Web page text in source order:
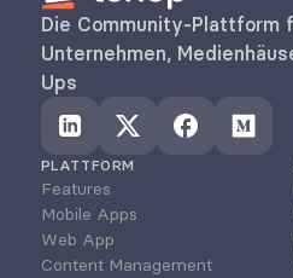
Die Community-Plattform
Unternehmen,
Ups
PLATTFORM
Features
Mobile Apps
Web App
Content Management